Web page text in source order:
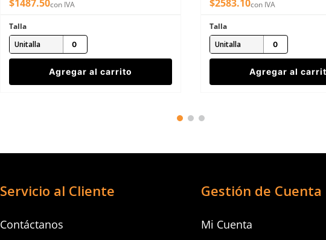
$1487.50con IVA
Talla
Unitalla
Agregar al carrito
$2583.10con IVA
Talla
Unitalla
Agregar al
Servicio al Cliente
Contáctanos
Gestión de Cuenta
Mi Cuenta